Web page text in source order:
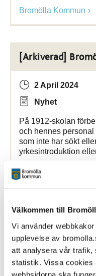
Välkommen till
Vi använder
upplevelse av
att analysera vår trafik,
statistik. Vissa cookies
webbsidorna ska
Bromölla Kommun
[Arkiverad]
2 April 2024
Nyhet
På 1912-skolan
och hennes personal
som inte har sökt
yrkesintroduktion
Bromölla Kommun
Patientnära
11 September
Nyhet